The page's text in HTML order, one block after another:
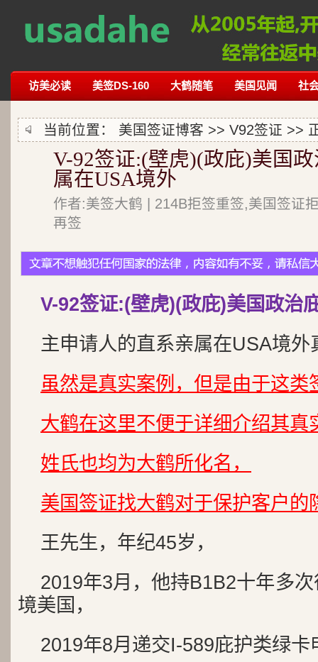
访美必读 美签DS-160 大鹤随笔 美国见闻 社
当前位置： 美国签证博客 >> V92签证 >>
V-92签证:(壁虎)(政庇)美国
属在USA境外
作者:美签大鹤 | 214B拒签重签,美国签证
再签
V-92签证:(壁虎)(政庇)美国政治
主申请人的直系亲属在USA境外
虽然是真实案例，但是由于这类
大鹤在这里不便于详细介绍其真
姓氏也均为大鹤所化名，
美国签证找大鹤对于保护客户的
王先生，年纪45岁，
2019年3月，他持B1B2十年多
境美国，
2019年8月递交I-589庇护类绿